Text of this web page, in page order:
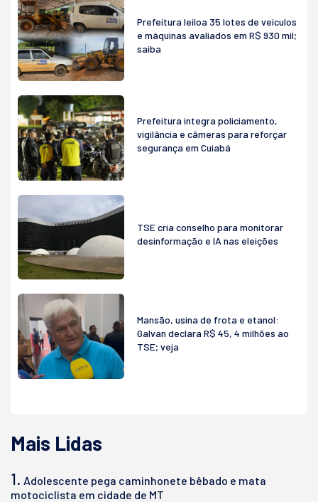
Prefeitura leiloa 35 lotes de veículos
e máquinas avaliados em R$ 930 mil;
saiba
Prefeitura integra policiamento,
vigilância e câmeras para reforçar
segurança em Cuiabá
TSE cria conselho para monitorar
desinformação e IA nas eleições
Mansão, usina de frota e etanol:
Galvan declara R$ 45, 4 milhões ao
TSE; veja
Mais Lidas
1. Adolescente pega caminhonete bêbado e mata
motociclista em cidade de MT